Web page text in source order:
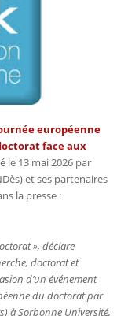
européenne
face aux
le 13 mai 2026 par
et ses partenaires
la presse :
», déclare
doctorat et
d’un événement
du doctorat par
à Sorbonne Université,